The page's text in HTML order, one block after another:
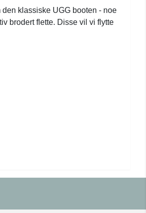
klassiske UGG booten - noe
brodert flette. Disse vil vi flytte